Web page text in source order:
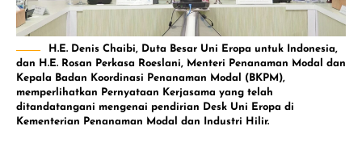
H.E. Denis Chaibi, Duta Besar Uni Eropa untuk Indonesia,
dan H.E. Rosan Perkasa Roeslani, Menteri Penanaman Modal dan
Kepala Badan Koordinasi Penanaman Modal (BKPM),
memperlihatkan Pernyataan Kerjasama yang telah
ditandatangani mengenai pendirian Desk Uni Eropa di
Kementerian Penanaman Modal dan Industri Hilir.